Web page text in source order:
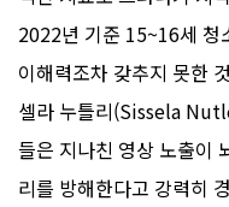
2022년 기준 15~16세 청
이해력조차 갖추지 못한
셀라 누틀리(Sissela
들은 지나친 영상 노출이
리를 방해한다고 강력히